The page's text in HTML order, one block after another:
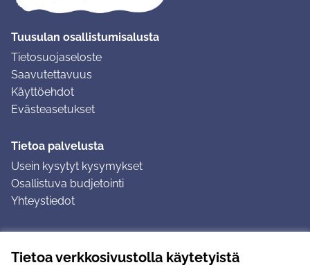
Tietoa verkkosivustolla käytetyistä
Tuusulan osallistumisalusta
Tietosuojaseloste
Saavutettavuus
Käyttöehdot
Evästeasetukset
Tietoa palvelusta
Usein kysytyt kysymykset
Osallistuva budjetointi
Yhteystiedot